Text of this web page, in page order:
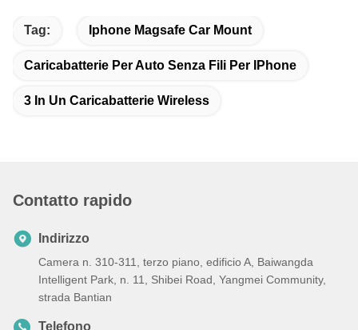
Tag: Iphone Magsafe Car Mount
Caricabatterie Per Auto Senza Fili Per IPhone
3 In Un Caricabatterie Wireless
Contatto rapido
Indirizzo
Camera n. 310-311, terzo piano, edificio A, Baiwangda
Intelligent Park, n. 11, Shibei Road, Yangmei Community,
strada Bantian
Telefono